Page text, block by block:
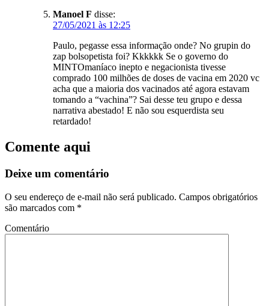
Manoel F disse:
27/05/2021 às 12:25
Paulo, pegasse essa informação onde? No grupin do
zap bolsopetista foi? Kkkkkk Se o governo do
MINTOmaníaco inepto e negacionista tivesse
comprado 100 milhões de doses de vacina em 2020 vc
acha que a maioria dos vacinados até agora estavam
tomando a “vachina”? Sai desse teu grupo e dessa
narrativa abestado! E não sou esquerdista seu
retardado!
Comente aqui
Deixe um comentário
O seu endereço de e-mail não será publicado. Campos obrigatórios
são marcados com *
Comentário